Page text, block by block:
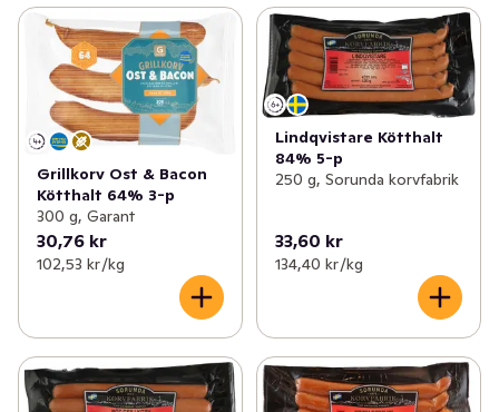
Grillkorv Ost & Bacon
Kötthalt 64% 3-p
300 g, Garant
30,76 kr
102,53 kr /kg
Lindqvistare Kötthalt
84% 5-p
250 g, Sorunda korvfabrik
33,60 kr
134,40 kr /kg